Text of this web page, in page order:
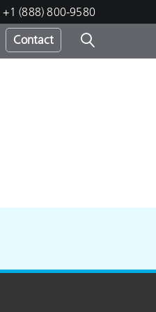
+1 (888) 800-9580
Contact